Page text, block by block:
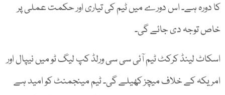
کا دورہ ہے۔ اس دورے میں ٹیم کی تیاری اور حکمت عملی پر
خاص توجہ دی جائے گی۔
اسکاٹ لینڈ کرکٹ ٹیم آئی سی سی ورلڈ کپ لیگ ٹو میں نیپال اور
امریکہ کے خلاف میچز کھیلے گی۔ ٹیم مینجمنٹ کو امید ہے